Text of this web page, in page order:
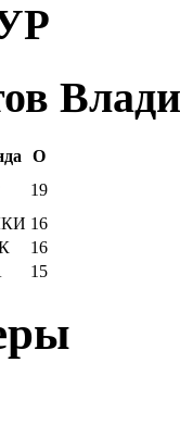
О
19
16
16
15